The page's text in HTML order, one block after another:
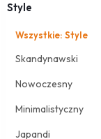
Style
Wszystkie: Style
Skandynawski
Nowoczesny
Minimalistyczny
Japandi